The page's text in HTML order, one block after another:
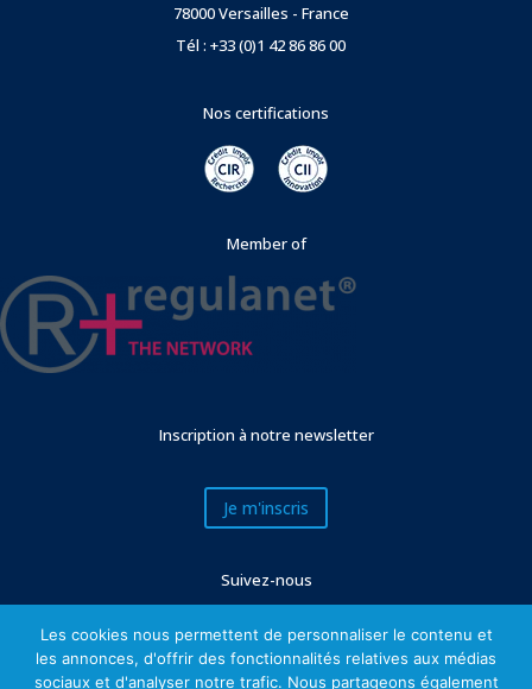
78000 Versailles - France
Tél : +33 (0)1 42 86 86 00
Nos certifications
Member of
Inscription à notre newsletter
Je m'inscris
Suivez-nous
Les cookies nous permettent de personnaliser le contenu et
les annonces, d'offrir des fonctionnalités relatives aux médias
sociaux et d'analyser notre trafic. Nous partageons également